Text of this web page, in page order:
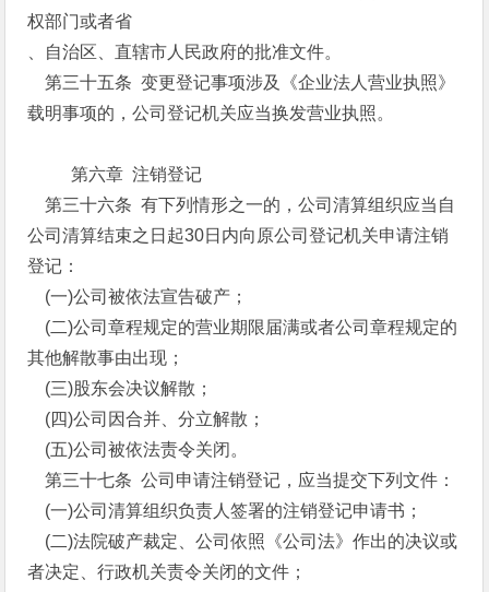
权部门或者省
、自治区、直辖市人民政府的批准文件。
第三十五条 变更登记事项涉及《企业法人营业执照》
载明事项的，公司登记机关应当换发营业执照。
第六章 注销登记
第三十六条 有下列情形之一的，公司清算组织应当自
公司清算结束之日起30日内向原公司登记机关申请注销
登记：
(一)公司被依法宣告破产；
(二)公司章程规定的营业期限届满或者公司章程规定的
其他解散事由出现；
(三)股东会决议解散；
(四)公司因合并、分立解散；
(五)公司被依法责令关闭。
第三十七条 公司申请注销登记，应当提交下列文件：
(一)公司清算组织负责人签署的注销登记申请书；
(二)法院破产裁定、公司依照《公司法》作出的决议或
者决定、行政机关责令关闭的文件；